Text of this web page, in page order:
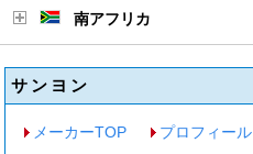
南アフリカ
サンヨン
メーカーTOP プロフィール